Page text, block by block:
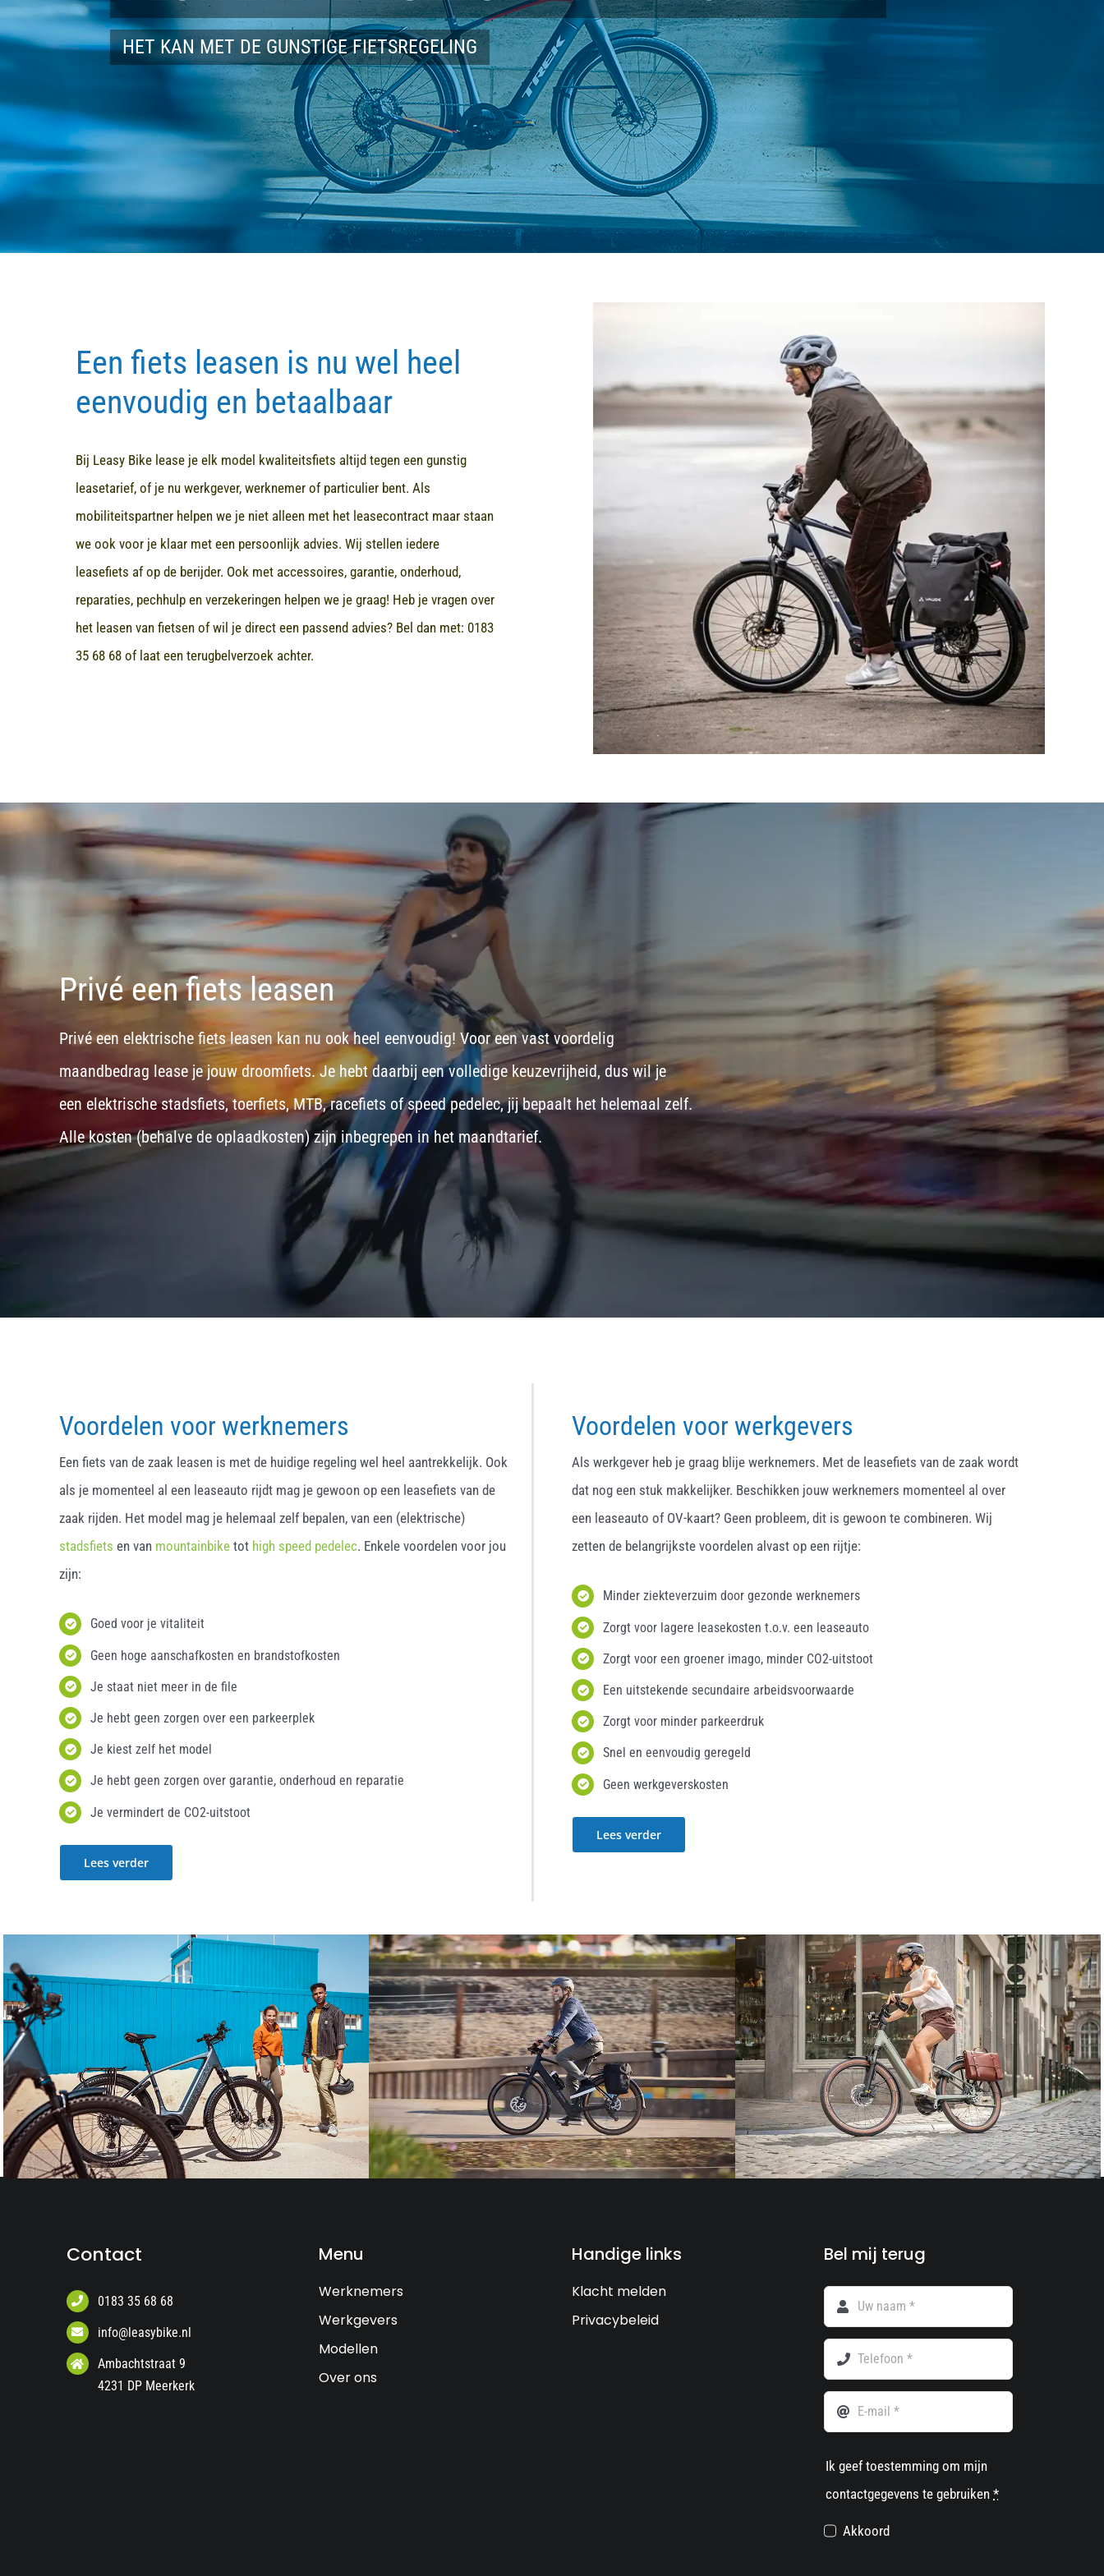
HET KAN MET DE GUNSTIGE FIETSREGELING
Een fiets leasen is nu wel heel
eenvoudig en betaalbaar
Bij Leasy Bike lease je elk model kwaliteitsfiets altijd tegen een gunstig
leasetarief, of je nu werkgever, werknemer of particulier bent. Als
mobiliteitspartner helpen we je niet alleen met het leasecontract maar staan
we ook voor je klaar met een persoonlijk advies. Wij stellen iedere
leasefiets af op de berijder. Ook met accessoires, garantie, onderhoud,
reparaties, pechhulp en verzekeringen helpen we je graag! Heb je vragen over
het leasen van fietsen of wil je direct een passend advies? Bel dan met: 0183
35 68 68of laat een terugbelverzoek achter.
Privé een fiets leasen
Privé een elektrische fiets leasen kan nu ook heel eenvoudig! Voor een vast voordelig
maandbedrag lease je jouw droomfiets. Je hebt daarbij een volledige keuzevrijheid, dus wil je
een elektrische stadsfiets, toerfiets,MTB,racefiets ofspeed pedelec, jij bepaalt het helemaal zelf.
Alle kosten (behalve de oplaadkosten) zijn inbegrepen in het maandtarief.
Voordelen voor werknemers
Een fiets van de zaak leasen is met de huidige regeling wel heel aantrekkelijk. Ook
als je momenteel al een leaseauto rijdt mag je gewoon op een leasefiets van de
zaak rijden. Het model mag je helemaal zelf bepalen, van een (elektrische)
stadsfiets en van mountainbiketot high speed pedelec. Enkele voordelen voor jou
zijn:
Goed voor je vitaliteit
Geen hoge aanschafkosten en brandstofkosten
Je staat niet meer in de file
Je hebt geen zorgen over een parkeerplek
Je kiest zelf het model
Je hebt geen zorgen over garantie, onderhoud en reparatie
Je vermindert de CO2-uitstoot
Lees verder
Voordelen voor werkgevers
Als werkgever heb je graag blije werknemers. Met de leasefiets van de zaak wordt
dat nog een stuk makkelijker. Beschikken jouw werknemers momenteel al over
een leaseauto of OV-kaart? Geen probleem, dit is gewoon te combineren. Wij
zetten de belangrijkste voordelen alvast op een rijtje:
Minder ziekteverzuim door gezonde werknemers
Zorgt voor lagere leasekosten t.o.v. een leaseauto
Zorgt voor een groener imago, minder CO2-uitstoot
Een uitstekende secundaire arbeidsvoorwaarde
Zorgt voor minder parkeerdruk
Snel en eenvoudig geregeld
Geen werkgeverskosten
Lees verder
Contact
0183 35 68 68
info@leasybike.nl
Ambachtstraat 9
4231 DP Meerkerk
Menu
Werknemers
Werkgevers
Modellen
Over ons
Handige links
Klacht melden
Privacybeleid
Bel mij terug
Ik geef toestemming om mijn
contactgegevens te gebruiken*
Akkoord